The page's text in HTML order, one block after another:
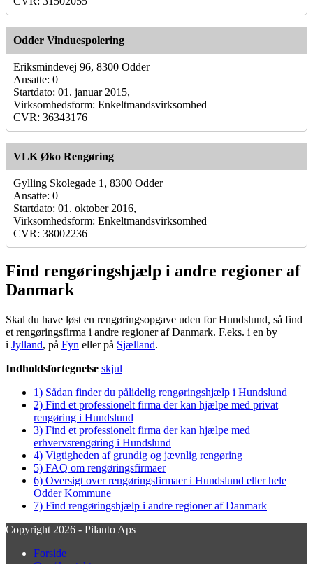
Odder Vinduespolering
Eriksmindevej 96, 8300 Odder
Ansatte: 0
Startdato: 01. januar 2015,
Virksomhedsform: Enkeltmandsvirksomhed
CVR: 36343176
VLK Øko Rengøring
Gylling Skolegade 1, 8300 Odder
Ansatte: 0
Startdato: 01. oktober 2016,
Virksomhedsform: Enkeltmandsvirksomhed
CVR: 38002236
Find rengøringshjælp i andre regioner af
Danmark
Skal du have løst en rengøringsopgave uden for Hundslund, så find
et rengøringsfirma i andre regioner af Danmark. F.eks. i en by
i Jylland, på Fyn eller på Sjælland.
Indholdsfortegnelse skjul
1) Sådan finder du pålidelig rengøringshjælp i Hundslund
2) Find et professionelt firma der kan hjælpe med privat
rengøring i Hundslund
3) Find et professionelt firma der kan hjælpe med
erhvervsrengøring i Hundslund
4) Vigtigheden af grundig og jævnlig rengøring
5) FAQ om rengøringsfirmaer
6) Oversigt over rengøringsfirmaer i Hundslund eller hele
Odder Kommune
7) Find rengøringshjælp i andre regioner af Danmark
Copyright 2026 - Pilanto Aps
Forside